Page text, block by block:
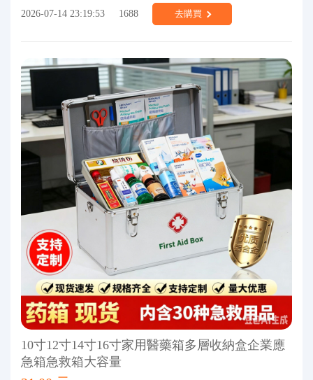
2026-07-14 23:19:53 1688 去購買
10寸12寸14寸16寸家用醫藥箱多層收納盒企業應
急箱急救箱大容量